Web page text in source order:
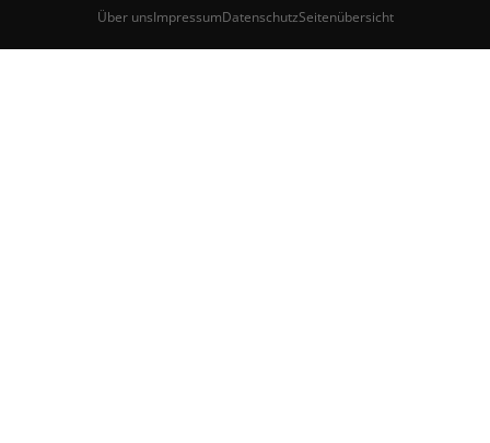
Über unsImpressumDatenschutzSeitenübersicht